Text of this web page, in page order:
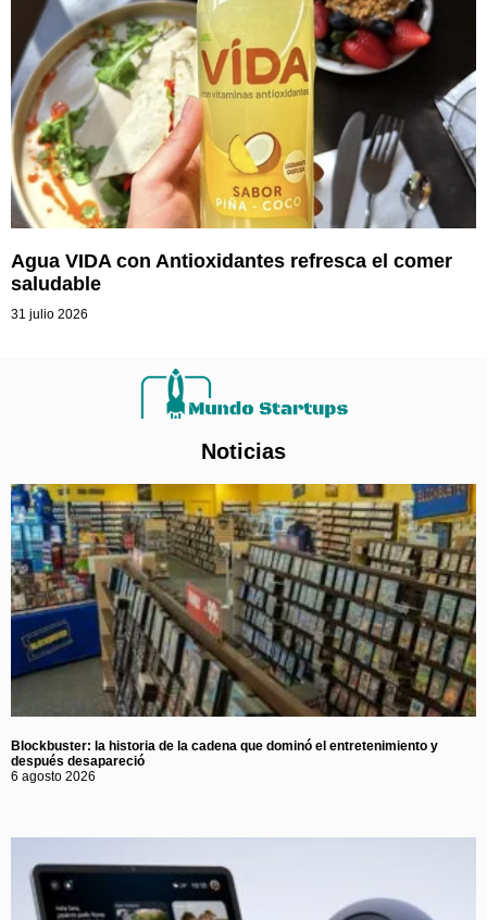
Agua VIDA con Antioxidantes refresca el comer
saludable
31 julio 2026
Noticias
Blockbuster: la historia de la cadena que dominó el entretenimiento y
después desapareció
6 agosto 2026